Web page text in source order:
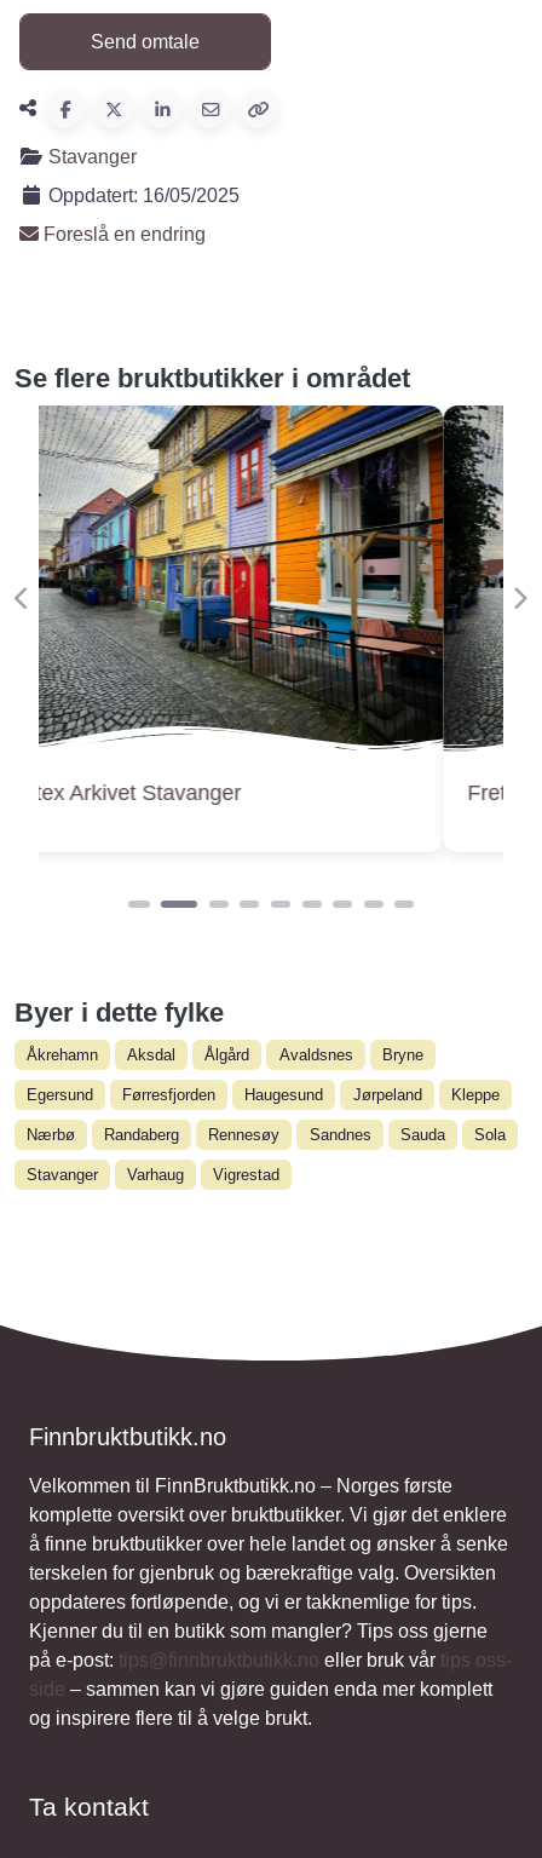
Stavanger
Oppdatert: 16/05/2025
Foreslå en endring
Se flere bruktbutikker i området
Fretex Fridas Hage Stavanger
Forige
Byer i dette fylke
Åkrehamn Aksdal Ålgård Avaldsnes Bryne
Egersund Førresfjorden Haugesund Jørpeland Kleppe
Nærbø Randaberg Rennesøy Sandnes Sauda Sola
Stavanger Varhaug Vigrestad
Finnbruktbutikk.no
Velkommen til FinnBruktbutikk.no – Norges første
komplette oversikt over bruktbutikker. Vi gjør det enklere
å finne bruktbutikker over hele landet og ønsker å senke
terskelen for gjenbruk og bærekraftige valg. Oversikten
oppdateres fortløpende, og vi er takknemlige for tips.
Kjenner du til en butikk som mangler? Tips oss gjerne
på e-post: tips@finnbruktbutikk.no eller bruk vår tips oss-
side – sammen kan vi gjøre guiden enda mer komplett
og inspirere flere til å velge brukt.
Ta kontakt